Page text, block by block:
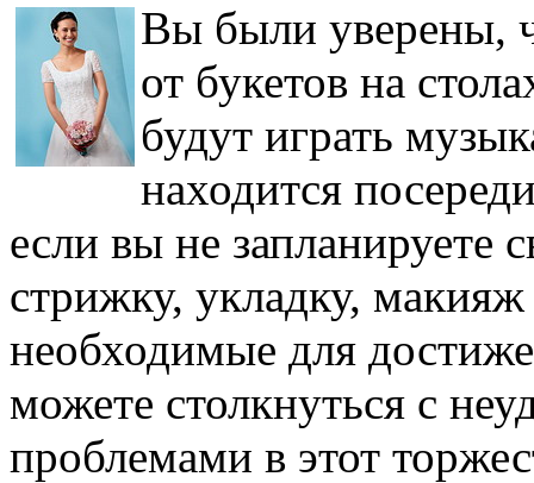
Вы были уверены,
от букетов на
будут играть
находится
если вы не запланируете
стрижку, укладку,
необходимые для
можете столкнуться с
проблемами в этот